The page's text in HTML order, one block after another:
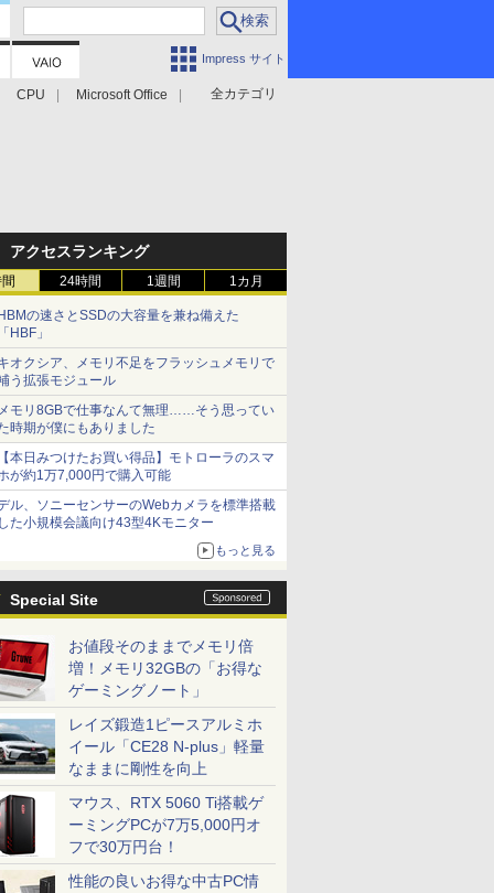
Impress サイト
全カテゴリ
CPU Microsoft Office
アクセスランキング
24時間 1週間 1カ月
の速さとSSDの大容量を兼ね備えた
HBF」
オクシア、メモリ不足をフラッシュメモリで
う拡張モジュール
モリ8GBで仕事なんて無理……そう思ってい
時期が僕にもありました
本日みつけたお買い得品】モトローラのスマ
が約1万7,000円で購入可能
ル、ソニーセンサーのWebカメラを標準搭載
た小規模会議向け43型4Kモニター
もっと見る
Special Site
お値段そのままでメモリ倍
増！メモリ32GBの「お得な
ゲーミングノート」
レイズ鍛造1ピースアルミホ
イール「CE28 N-plus」軽量
なままに剛性を向上
マウス、RTX 5060 Ti搭載ゲ
ーミングPCが7万5,000円オ
フで30万円台！
性能の良いお得な中古PC情